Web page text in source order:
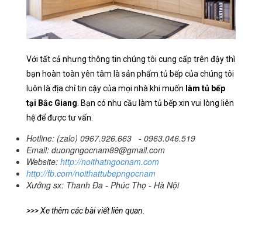
Với tất cả nhưng thông tin chúng tôi cung cấp trên đậy thì
bạn hoàn toàn yên tâm là sản phẩm tủ bếp của chúng tôi
luôn là địa chỉ tin cậy của mọi nhà khi muốn làm tủ bếp
tại Bắc Giang . Bạn có nhu cầu làm tủ bếp xin vui lòng liên
hệ để được tư vấn.
Hotline: (zalo) 0967.926.663 - 0963.046.519
Email: duongngocnam89@gmail.com
Website: http://noithatngocnam.com
http://fb.com/noithattubepngocnam
Xưởng sx: Thanh Đa - Phúc Thọ - Hà Nội
>>> Xe thêm các bài viết liên quan.